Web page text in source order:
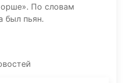
По словам
был пьян.